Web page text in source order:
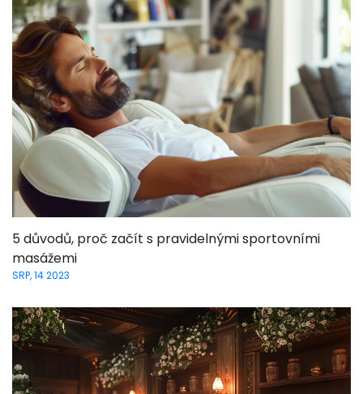
5 důvodů, proč začít s pravidelnými sportovními
masážemi
SRP, 14 2023